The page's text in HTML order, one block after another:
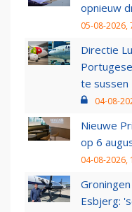
opnieuw
05-08-2026,
Directie
te sussen
04-08-
Nieuwe
op 6
04-08-2026,
Esbjerg: